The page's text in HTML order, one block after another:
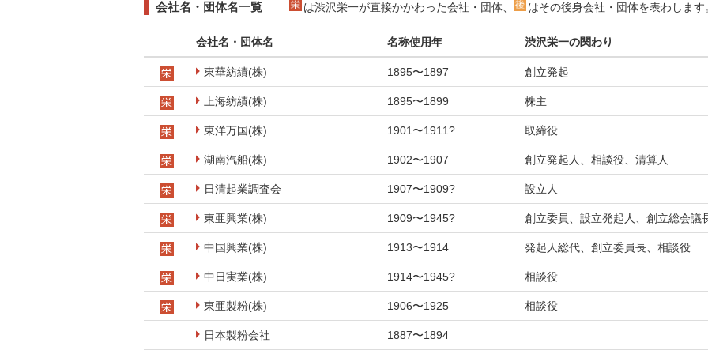
会社名・団体名一覧 は渋沢栄一が直接かかわった会社・団体、 はその後身会社・団体を表わします
会社名・団体名 名称使用年 渋沢栄一の関わり
東華紡績(株) 1895〜1897 創立発起
上海紡績(株) 1895〜1899 株主
東洋万国(株) 1901〜1911? 取締役
湖南汽船(株) 1902〜1907 創立発起人、相談役、清算人
日清起業調査会 1907〜1909? 設立人
東亜興業(株) 1909〜1945? 創立委員、設立発起人、創立総会議
中国興業(株) 1913〜1914 発起人総代、創立委員長、相談役
中日実業(株) 1914〜1945? 相談役
東亜製粉(株) 1906〜1925 相談役
日本製粉会社 1887〜1894